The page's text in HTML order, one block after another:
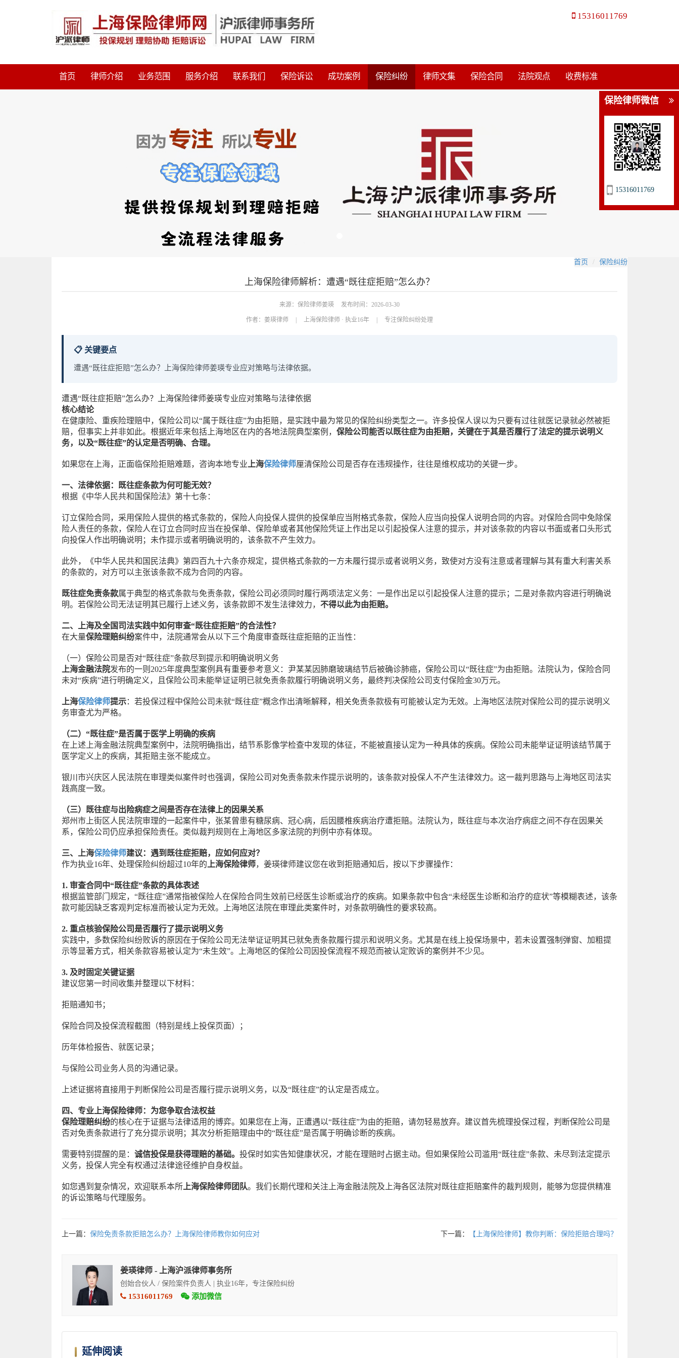
15316011769
首页 律师介绍 业务范围 服务介绍 联系我们 保险诉讼 成功案例 保险纠纷 律师文集 保险合同 法院观点 收费标准
首页 保险纠纷
上海保险律师解析：遭遇“既往症拒赔”怎么办？
来源：保险律师姜瑛 发布时间：2026-03-30
作者： 姜瑛律师 上海保险律师 · 执业16年 专注保险纠纷处理
📋 关键要点
遭遇“既往症拒赔”怎么办？上海保险律师姜瑛专业应对策略与法律依据。
遭遇“既往症拒赔”怎么办？上海保险律师姜瑛专业应对策略与法律依据
核心结论
在健康险、重疾险理赔中，保险公司以“属于既往症”为由拒赔，是实践中最为常见的保险纠纷类型之一。许多投保人误以为只要有过往就医记录就必然被拒
赔，但事实上并非如此。根据近年来包括上海地区在内的各地法院典型案例， 保险公司能否以既往症为由拒赔，关键在于其是否履行了法定的提示说明义
务，以及“既往症”的认定是否明确、合理。
如果您在上海，正面临保险拒赔难题，咨询本地专业上海保险律师厘清保险公司是否存在违规操作，往往是维权成功的关键一步。
一、法律依据：既往症条款为何可能无效？
根据《中华人民共和国保险法》第十七条：
订立保险合同，采用保险人提供的格式条款的，保险人向投保人提供的投保单应当附格式条款，保险人应当向投保人说明合同的内容。对保险合同中免除保
险人责任的条款，保险人在订立合同时应当在投保单、保险单或者其他保险凭证上作出足以引起投保人注意的提示，并对该条款的内容以书面或者口头形式
向投保人作出明确说明；未作提示或者明确说明的，该条款不产生效力。
此外，《中华人民共和国民法典》第四百九十六条亦规定，提供格式条款的一方未履行提示或者说明义务，致使对方没有注意或者理解与其有重大利害关系
的条款的，对方可以主张该条款不成为合同的内容。
既往症免责条款属于典型的格式条款与免责条款，保险公司必须同时履行两项法定义务：一是作出足以引起投保人注意的提示；二是对条款内容进行明确说
明。若保险公司无法证明其已履行上述义务，该条款即不发生法律效力， 不得以此为由拒赔。
二、上海及全国司法实践中如何审查“既往症拒赔”的合法性？
在大量保险理赔纠纷案件中，法院通常会从以下三个角度审查既往症拒赔的正当性：
（一）保险公司是否对“既往症”条款尽到提示和明确说明义务
上海金融法院发布的一则2025年度典型案例具有重要参考意义：尹某某因肺磨玻璃结节后被确诊肺癌，保险公司以“既往症”为由拒赔。法院认为，保险合同
未对“疾病”进行明确定义，且保险公司未能举证证明已就免责条款履行明确说明义务，最终判决保险公司支付保险金30万元。
上海保险律师提示：若投保过程中保险公司未就“既往症”概念作出清晰解释，相关免责条款极有可能被认定为无效。上海地区法院对保险公司的提示说明义
务审查尤为严格。
（二）“既往症”是否属于医学上明确的疾病
在上述上海金融法院典型案例中，法院明确指出，结节系影像学检查中发现的体征，不能被直接认定为一种具体的疾病。保险公司未能举证证明该结节属于
医学定义上的疾病，其拒赔主张不能成立。
银川市兴庆区人民法院在审理类似案件时也强调，保险公司对免责条款未作提示说明的，该条款对投保人不产生法律效力。这一裁判思路与上海地区司法实
践高度一致。
（三）既往症与出险病症之间是否存在法律上的因果关系
郑州市上街区人民法院审理的一起案件中，张某曾患有糖尿病、冠心病，后因腰椎疾病治疗遭拒赔。法院认为，既往症与本次治疗病症之间不存在因果关
系，保险公司仍应承担保险责任。类似裁判规则在上海地区多家法院的判例中亦有体现。
三、上海保险律师建议：遇到既往症拒赔，应如何应对？
作为执业16年、处理保险纠纷超过10年的上海保险律师，姜瑛律师建议您在收到拒赔通知后，按以下步骤操作：
1. 审查合同中“既往症”条款的具体表述
根据监管部门规定，“既往症”通常指被保险人在保险合同生效前已经医生诊断或治疗的疾病。如果条款中包含“未经医生诊断和治疗的症状”等模糊表述，该条
款可能因缺乏客观判定标准而被认定为无效。上海地区法院在审理此类案件时，对条款明确性的要求较高。
2. 重点核验保险公司是否履行了提示说明义务
实践中，多数保险纠纷败诉的原因在于保险公司无法举证证明其已就免责条款履行提示和说明义务。尤其是在线上投保场景中，若未设置强制弹窗、加粗提
示等显著方式，相关条款容易被认定为“未生效”。上海地区的保险公司因投保流程不规范而被认定败诉的案例并不少见。
3. 及时固定关键证据
建议您第一时间收集并整理以下材料：
拒赔通知书；
保险合同及投保流程截图（特别是线上投保页面）；
历年体检报告、就医记录；
与保险公司业务人员的沟通记录。
上述证据将直接用于判断保险公司是否履行提示说明义务，以及“既往症”的认定是否成立。
四、专业上海保险律师：为您争取合法权益
保险理赔纠纷的核心在于证据与法律适用的博弈。如果您在上海，正遭遇以“既往症”为由的拒赔，请勿轻易放弃。建议首先梳理投保过程，判断保险公司是
否对免责条款进行了充分提示说明；其次分析拒赔理由中的“既往症”是否属于明确诊断的疾病。
需要特别提醒的是： 诚信投保是获得理赔的基础。 投保时如实告知健康状况，才能在理赔时占据主动。但如果保险公司滥用“既往症”条款、未尽到法定提示
义务，投保人完全有权通过法律途径维护自身权益。
如您遇到复杂情况，欢迎联系本所上海保险律师团队。我们长期代理和关注上海金融法院及上海各区法院对既往症拒赔案件的裁判规则，能够为您提供精准
的诉讼策略与代理服务。
上一篇： 保险免责条款拒赔怎么办？上海保险律师教你如何应对 下一篇： 【上海保险律师】教你判断：保险拒赔合理吗？
姜瑛律师 - 上海沪派律师事务所
创始合伙人 / 保险案件负责人 | 执业16年，专注保险纠纷
15316011769 添加微信
延伸阅读
保险律师微信
15316011769